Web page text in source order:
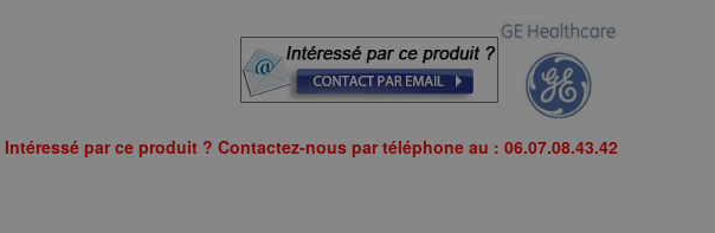
Intéressé par ce produit ? Contactez-nous par téléphone au : 06.07.08.43.42